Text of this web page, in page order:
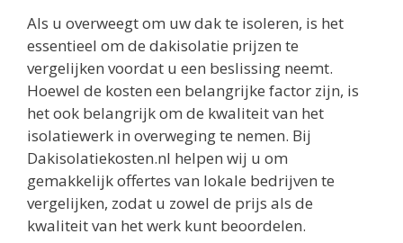
Als u overweegt om uw dak te isoleren, is het
essentieel om de dakisolatie prijzen te
vergelijken voordat u een beslissing neemt.
Hoewel de kosten een belangrijke factor zijn, is
het ook belangrijk om de kwaliteit van het
isolatiewerk in overweging te nemen. Bij
Dakisolatiekosten.nl helpen wij u om
gemakkelijk offertes van lokale bedrijven te
vergelijken, zodat u zowel de prijs als de
kwaliteit van het werk kunt beoordelen.